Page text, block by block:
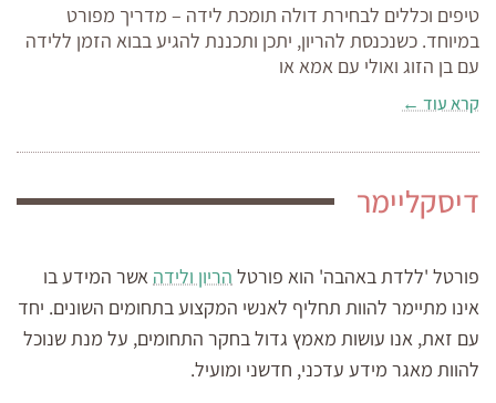
טיפים וכללים לבחירת דולה תומכת לידה – מדריך מפורט
במיוחד. כשנכנסת להריון, יתכן ותכננת להגיע בבוא הזמן ללידה
עם בן הזוג ואולי עם אמא או
קרא עוד ←
דיסקליימר
פורטל 'ללדת באהבה' הוא פורטל הריון ולידה אשר המידע בו
אינו מתיימר להוות תחליף לאנשי המקצוע בתחומים השונים. יחד
עם זאת, אנו עושות מאמץ גדול בחקר התחומים, על מנת שנוכל
להוות מאגר מידע עדכני, חדשני ומועיל.